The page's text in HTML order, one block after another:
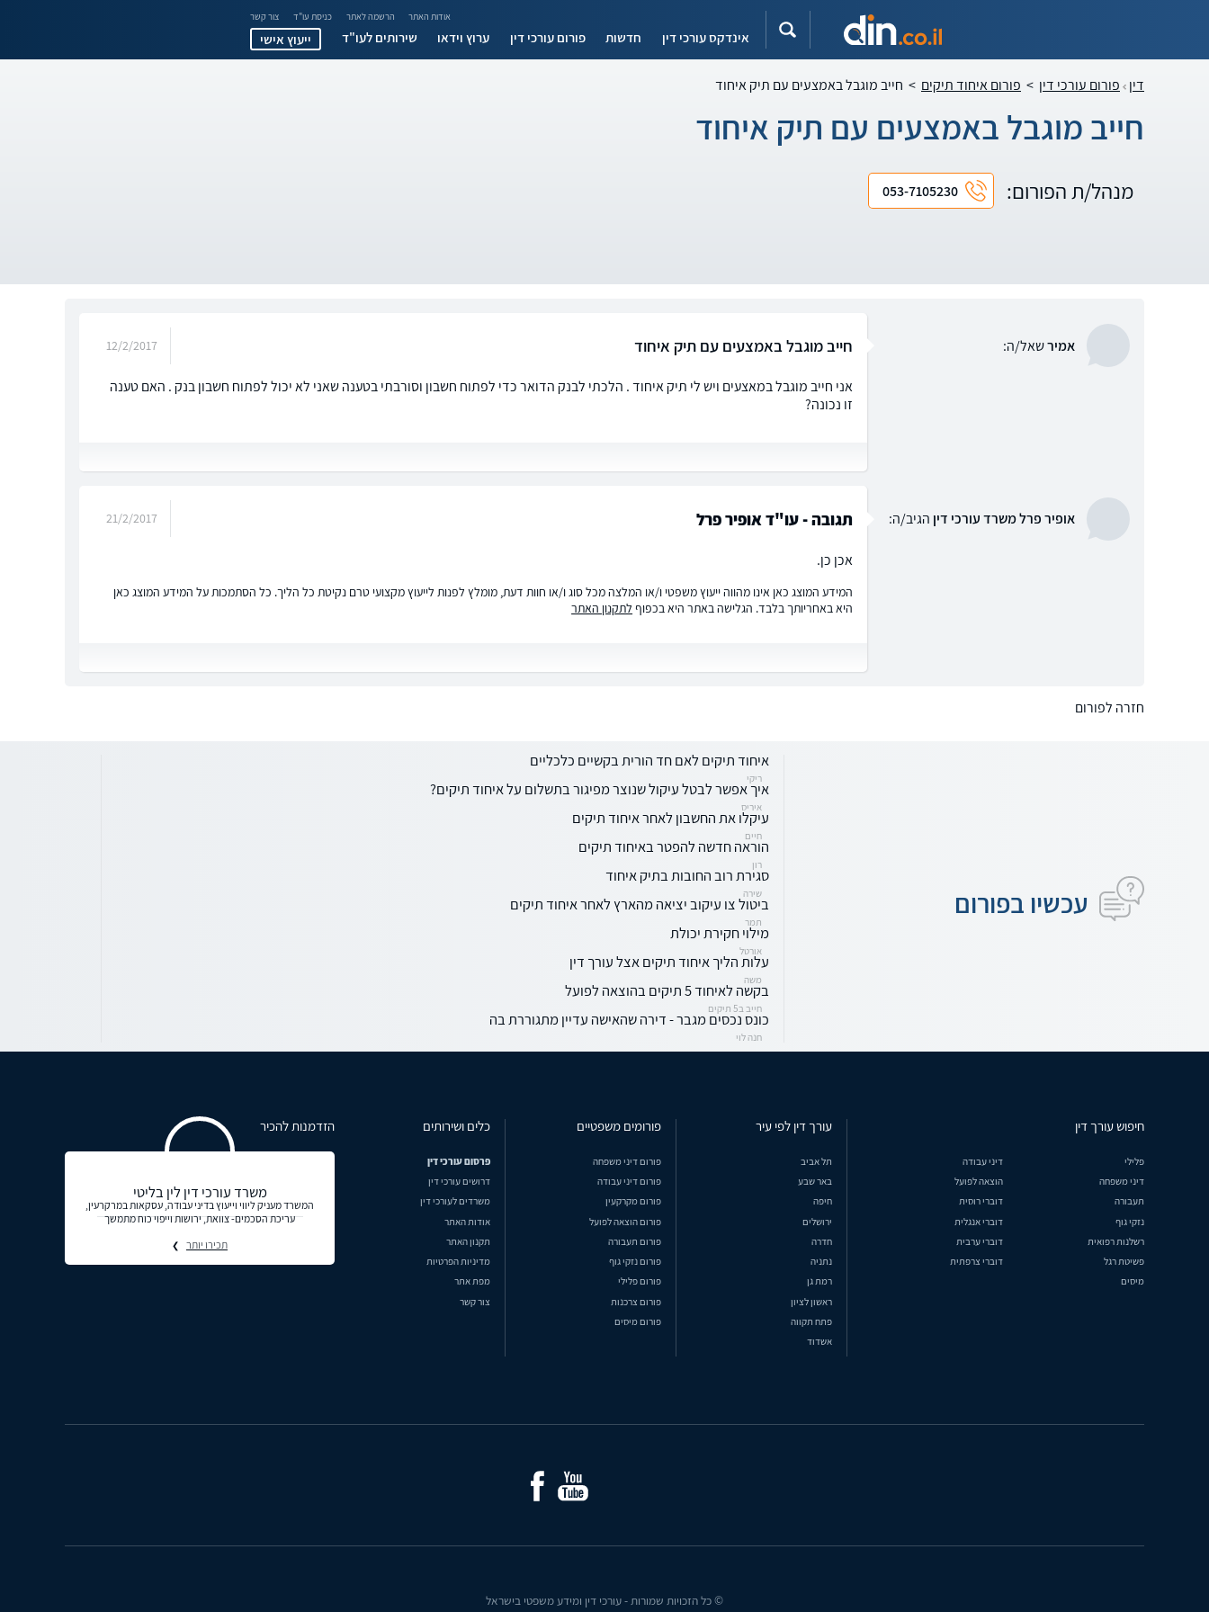
אודות האתר הרשמה לאתר כניסת עו"ד צור קשר
אינדקס עורכי דין חדשות פורום עורכי דין ערוץ וידאו שירותים לעו"ד ייעוץ אישי
דין פורום עורכי דין > פורום איחוד תיקים > חייב מוגבל באמצעים עם תיק איחוד
חייב מוגבל באמצעים עם תיק איחוד
מנהל/ת הפורום: 053-7105230
אמירשאל/ה: חייב מוגבל באמצעים עם תיק איחוד 12/2/2017
אני חייב מוגבל במאצעים ויש לי תיק איחוד . הלכתי לבנק הדואר כדי לפתוח חשבון וסורבתי בטענה שאני לא יכול לפתוח חשבון בנק . האם טענה
זו נכונה?
אופיר פרל משרד עורכי דין הגיב/ה: תגובה - עו"ד אופיר פרל 21/2/2017
אכן כן.
המידע המוצג כאן אינו מהווה ייעוץ משפטי ו/או המלצה מכל סוג ו/או חוות דעת, מומלץ לפנות לייעוץ מקצועי טרם נקיטת כל הליך. כל הסתמכות על המידע המוצג כאן
היא באחריותך בלבד. הגלישה באתר היא בכפוף לתקנון האתר
חזרה לפורום
עכשיו בפורום
איחוד תיקים לאם חד הורית בקשיים כלכליים
ריקי
איך אפשר לבטל עיקול שנוצר מפיגור בתשלום על איחוד תיקים?
איריס
עיקלו את החשבון לאחר איחוד תיקים
חיים
הוראה חדשה להפטר באיחוד תיקים
רון
סגירת רוב החובות בתיק איחוד
שירה
ביטול צו עיקוב יציאה מהארץ לאחר איחוד תיקים
תמר
מילוי חקירת יכולת
אורטל
עלות הליך איחוד תיקים אצל עורך דין
משה
בקשה לאיחוד 5 תיקים בהוצאה לפועל
חייב ב5 תיקים
כונס נכסים מגבר - דירה שהאישה עדיין מתגוררת בה
חנה לוי
חיפוש עורך דין
פלילי
דיני עבודה
דיני משפחה
הוצאה לפועל
תעבורה
דוברי רוסית
נזקי גוף
דוברי אנגלית
רשלנות רפואית
דוברי ערבית
פשיטת רגל
דוברי צרפתית
מיסים
עורך דין לפי עיר
תל אביב
באר שבע
חיפה
ירושלים
חדרה
נתניה
רמת גן
ראשון לציון
פתח תקווה
אשדוד
פורומים משפטיים
פורום דיני משפחה
פורום דיני עבודה
פורום מקרקעין
פורום הוצאה לפועל
פורום תעבורה
פורום נזקי גוף
פורום פלילי
פורום צרכנות
פורום מיסים
כלים ושירותים
פרסום עורכי דין
דרושים עורכי דין
משרדים לעורכי דין
אודות האתר
תקנון האתר
מדיניות הפרטיות
מפת אתר
צור קשר
הזדמנות להכיר
משרד עורכי דין לין בליטי
המשרד מעניק ליווי וייעוץ בדיני עבודה, עסקאות במרקרעין,
עריכת הסכמים- צוואת, ירושות וייפוי כוח מתמשך
תכירו יותר
© כל הזכויות שמורות - עורכי דין ומידע משפטי בישראל